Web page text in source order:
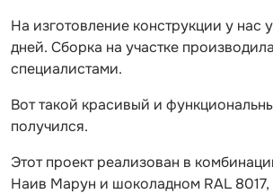
На изготовление конструкции у нас
дней. Сборка на участке
специалистами.
Вот такой красивый и
получился.
Этот проект реализован в
Наив Марун и шоколадном RAL 8017,